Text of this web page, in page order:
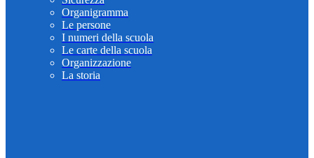
Organigramma
Le persone
I numeri della scuola
Le carte della scuola
Organizzazione
La storia